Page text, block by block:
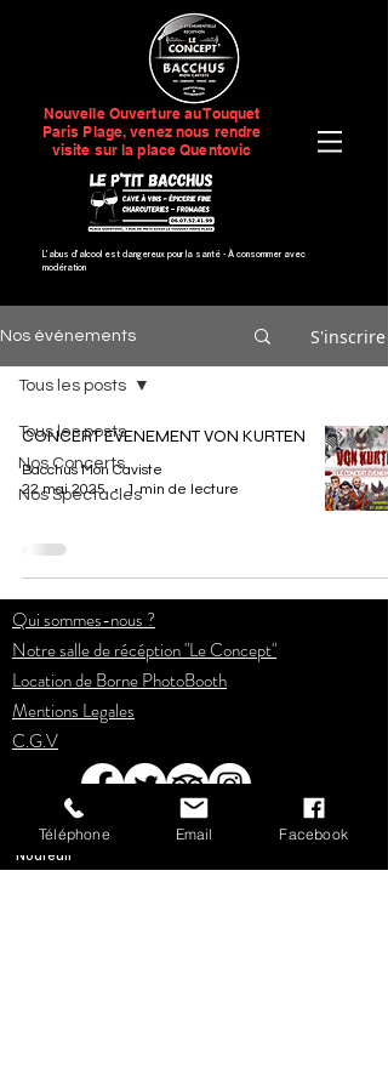
Nouvelle Ouverture au Touquet
Paris Plage, venez nous rendre
visite sur la place Quentovic
L’abus d’alcool est dangereux pour la santé - À consommer avec
modération
Nos événements S'inscrire
Tous les posts
Nos Concerts
Nos Spectacles
Tous les posts
CONCERT EVENEMENT VON KURTEN
Bacchus Mon Caviste
22 mai 2025
1 min de lecture
Qui sommes-nous ?
Notre salle de récéption "Le Concept"
Location de Borne PhotoBooth
Mentions Legales
C.G.V
Bacchus Le Concept'
ZAC Les Terrages, 02300 Viry-
Noureuil
Téléphone Email Facebook